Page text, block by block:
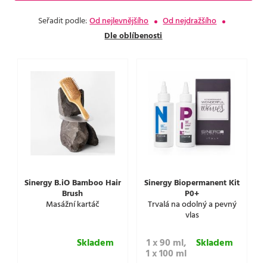
Seřadit podle:Od nejlevnějšího
Od nejdražšího
Dle oblíbenosti
Sinergy B.iO Bamboo Hair
Brush
Masážní kartáč
Skladem
Sinergy Biopermanent Kit
P0+
Trvalá na odolný a pevný
vlas
1 x 90 ml,
1 x 100 ml
Skladem